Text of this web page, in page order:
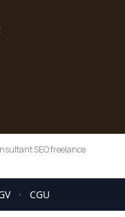
SEO freelance
· CGU